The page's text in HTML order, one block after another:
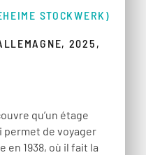
STOCKWERK)
2025,
qu’un étage
permet de voyager
en 1938, où il fait la